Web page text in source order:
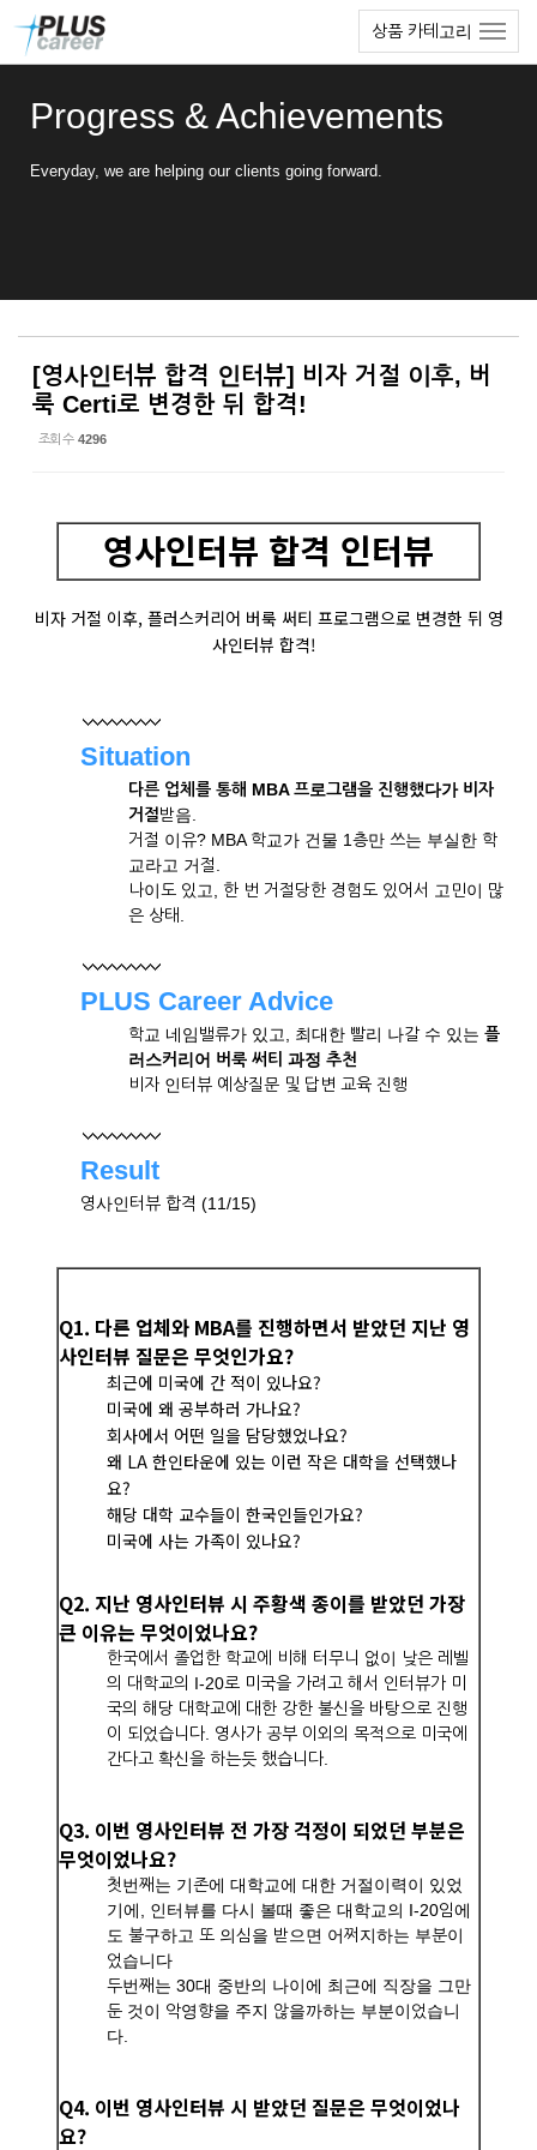
상품 카테고리
Progress & Achievements
Everyday, we are helping our clients going forward.
[영사인터뷰 합격 인터뷰] 비자 거절 이후, 버
룩 Certi로 변경한 뒤 합격!
조회 수 4296
영사인터뷰 합격 인터뷰
비자 거절 이후, 플러스커리어 버룩 써티 프로그램으로 변경한 뒤 영
사인터뷰 합격!
Situation
다른 업체를 통해 MBA 프로그램을 진행했다가 비자
거절받음.
거절 이유? MBA 학교가 건물 1층만 쓰는 부실한 학
교라고 거절.
나이도 있고, 한 번 거절당한 경험도 있어서 고민이 많
은 상태.
PLUS Career Advice
학교 네임밸류가 있고, 최대한 빨리 나갈 수 있는 플
러스커리어 버룩 써티 과정 추천
비자 인터뷰 예상질문 및 답변 교육 진행
Result
영사인터뷰 합격 (11/15)
Q1. 다른 업체와 MBA를 진행하면서 받았던 지난 영
사인터뷰 질문은 무엇인가요?
최근에 미국에 간 적이 있나요?
미국에 왜 공부하러 가나요?
회사에서 어떤 일을 담당했었나요?
왜 LA 한인타운에 있는 이런 작은 대학을 선택했나
요?
해당 대학 교수들이 한국인들인가요?
미국에 사는 가족이 있나요?
Q2. 지난 영사인터뷰 시 주황색 종이를 받았던 가장
큰 이유는 무엇이었나요?
한국에서 졸업한 학교에 비해 터무니 없이 낮은 레벨
의 대학교의 I-20로 미국을 가려고 해서 인터뷰가 미
국의 해당 대학교에 대한 강한 불신을 바탕으로 진행
이 되었습니다. 영사가 공부 이외의 목적으로 미국에
간다고 확신을 하는듯 했습니다.
Q3. 이번 영사인터뷰 전 가장 걱정이 되었던 부분은
무엇이었나요?
첫번째는 기존에 대학교에 대한 거절이력이 있었
기에, 인터뷰를 다시 볼때 좋은 대학교의 I-20임에
도 불구하고 또 의심을 받으면 어쩌지하는 부분이
었습니다
두번째는 30대 중반의 나이에 최근에 직장을 그만
둔 것이 악영향을 주지 않을까하는 부분이었습니
다.
Q4. 이번 영사인터뷰 시 받았던 질문은 무엇이었나
요?